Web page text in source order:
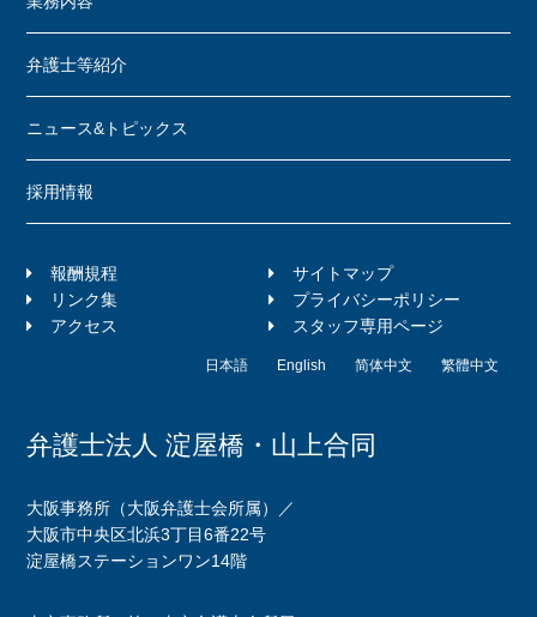
弁護士等紹介
ニュース&トピックス
採用情報
報酬規程
サイトマップ
リンク集
プライバシーポリシー
アクセス
スタッフ専用ページ
日本語 English 简体中文 繁體中文
弁護士法人 淀屋橋・山上合同
大阪事務所（大阪弁護士会所属）／
大阪市中央区北浜3丁目6番22号
淀屋橋ステーションワン14階